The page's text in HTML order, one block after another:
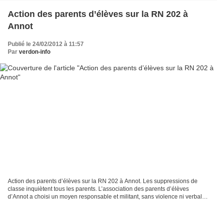
Action des parents d’élèves sur la RN 202 à
Annot
Publié le 24/02/2012 à 11:57
Par verdon-info
Action des parents d’élèves sur la RN 202 à Annot. Les suppressions de
classe inquiètent tous les parents. L’association des parents d’élèves
d’Annot a choisi un moyen responsable et militant, sans violence ni verbale